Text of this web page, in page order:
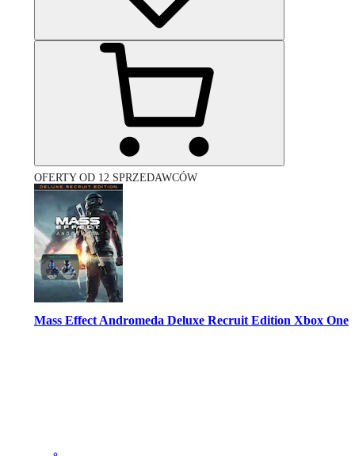
OFERTY OD 12 SPRZEDAWCÓW
Mass Effect Andromeda Deluxe Recruit Edition Xbox One